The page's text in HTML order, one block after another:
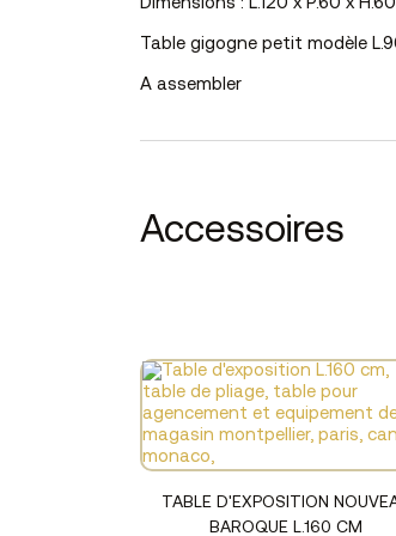
Dimensions : L.120 x P.60 x
Table gigogne petit modèle
A assembler
Accessoires
Voir le produit
TABLE D'EXPOSITION
BAROQUE L.160 CM